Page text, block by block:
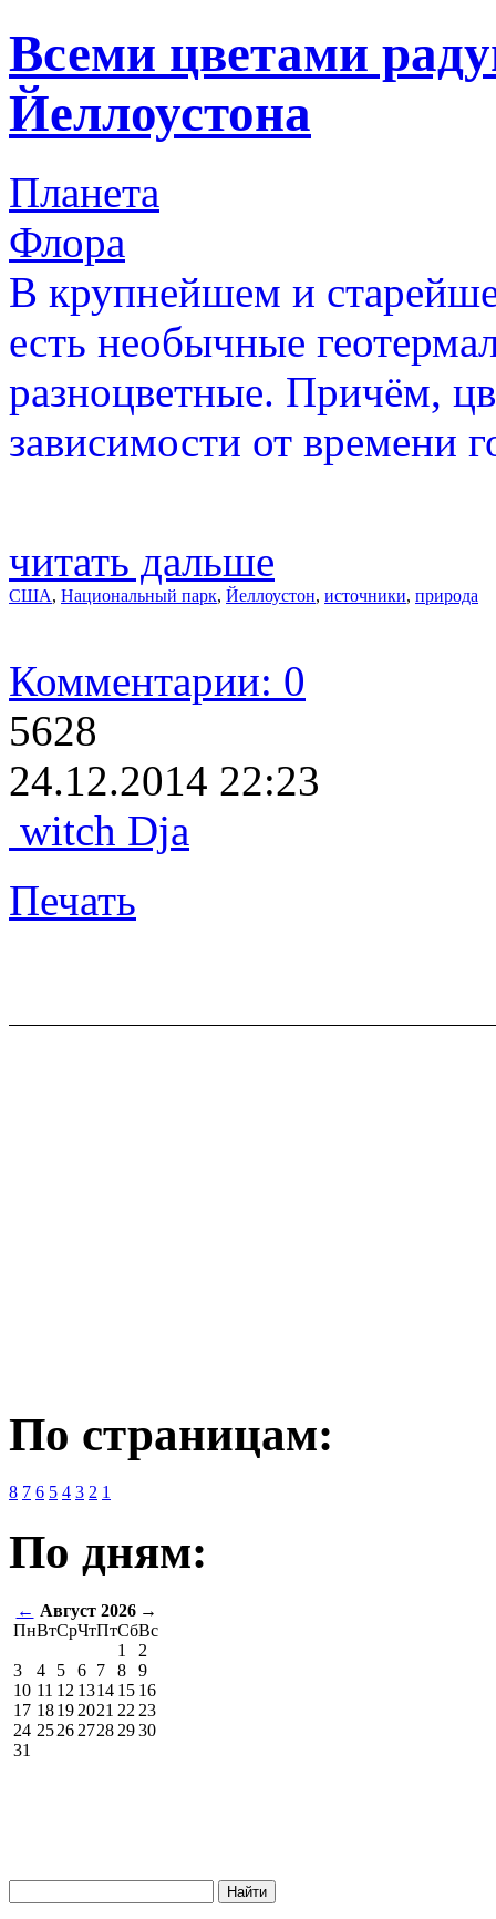
Всеми цветами
Йеллоустона
Планета
Флора
В крупнейшем и
есть необычные
разноцветные. Причём,
зависимости от времени
читать дальше
США, Национальный парк, Йеллоустон, источники, природа
Комментарии: 0
5628
24.12.2014 22:23
witch Dja
Печать
По страницам:
8 7 6 5 4 3 2 1
По дням:
← Август 2026 →
ПнВтСрЧтПтСбВс
1
2
3
4 5 6 7 8
9
10 11 12 1314 15 16
17 1819 2021 22 23
24 2526 2728 2930
31